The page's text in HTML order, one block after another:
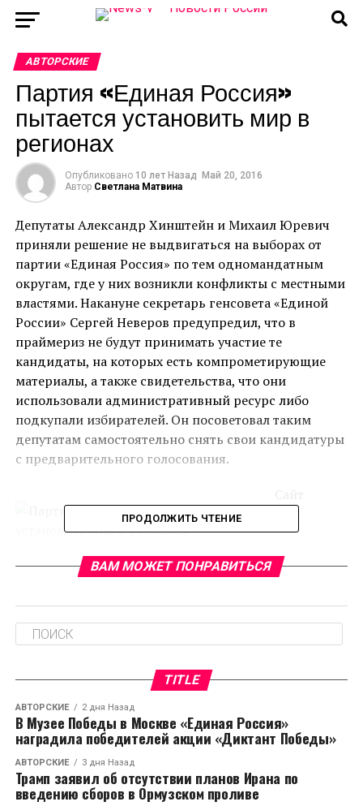
АВТОРСКИЕ
Партия «Единая Россия»
пытается установить мир в
регионах
Опубликовано 10 лет Назад
Май 20, 2016
Автор Светлана Матвина
Депутаты Александр Хинштейн и Михаил Юревич
приняли решение не выдвигаться на выборах от
партии «Единая Россия» по тем одномандатным
округам, где у них возникли конфликты с местными
властями. Накануне секретарь генсовета «Единой
России» Сергей Неверов предупредил, что в
праймериз не будут принимать участие те
кандидаты, на которых есть компрометирующие
материалы, а также свидетельства, что они
использовали административный ресурс либо
подкупали избирателей. Он посоветовал таким
депутатам самостоятельно снять свои кандидатуры
с предварительного голосования.
www.kommersant.ruинформирует, что Александру
Неверова по информационной политике. Депутат
должен будет организовывать спецпроекты в
регионах, сложных для «Единой России», а это
Хинштейн уже когда-то занимался подобной
работой, когда входил в состав креативного совета
по технологическому сопровождению выборов
партии, образованного в 2010 году. Теперь же
депутату придется работать вместе с членами
ПРОДОЛЖИТЬ ЧТЕНИЕ
ВАМ МОЖЕТ ПОНРАВИТЬСЯ
TITLE
АВТОРСКИЕ 2 дня Назад
В Музее Победы в Москве «Единая Россия»
наградила победителей акции «Диктант Победы»
АВТОРСКИЕ 3 дня Назад
Трамп заявил об отсутствии планов Ирана по
введению сборов в Ормузском проливе